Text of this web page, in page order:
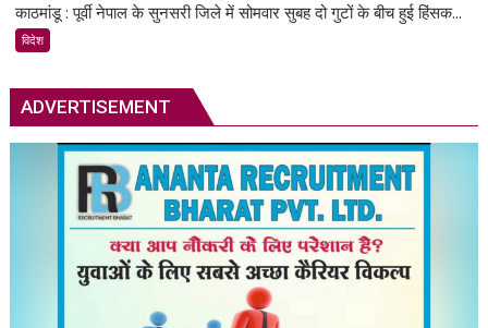
पूर्वी
के
बाद
एक
की
मौत,
अनिश्चितकालीन
कर्फ्यू
काठमांडू : पूर्वी नेपाल के सुनसरी जिले में सोमवार सुबह दो गुटों के बीच हुई हिंसक...
विदेश
ADVERTISEMENT